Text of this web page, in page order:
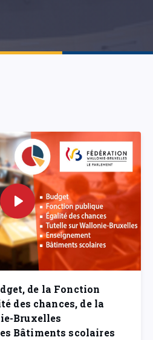
de la Fonction
des chances, de la
Bruxelles
Bâtiments scolaires